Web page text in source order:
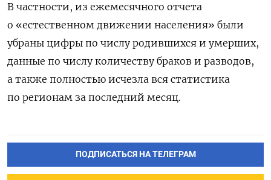
В частности, из ежемесячного отчета
о «естественном движении населения» были
убраны цифры по числу родившихся и умерших,
данные по числу количеству браков и разводов,
а также полностью исчезла вся статистика
по регионам за последний месяц.
ПОДПИСАТЬСЯ НА ТЕЛЕГРАМ